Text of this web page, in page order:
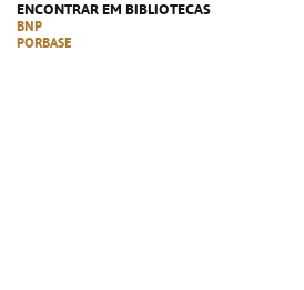
ENCONTRAR EM BIBLIOTECAS
BNP
PORBASE